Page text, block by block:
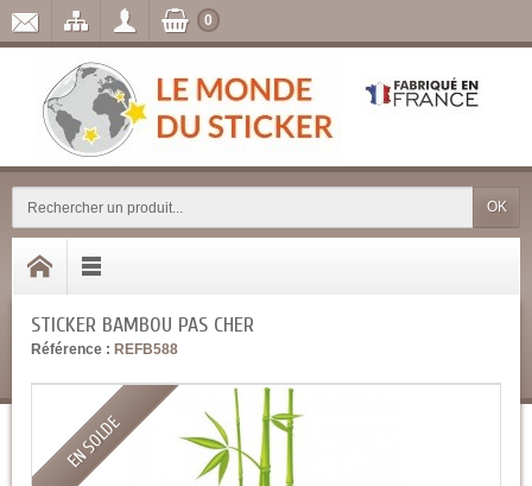
OK
0
STICKER BAMBOU PAS CHER
Référence : REFB588
EN SOLDE